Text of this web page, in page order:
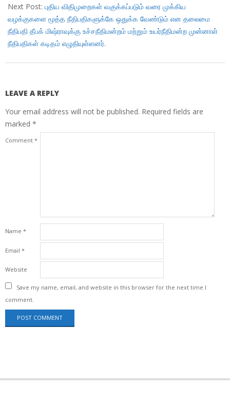
Next Post: புதிய விதிமுறைகள் வகுக்கப்படும் வரை முக்கிய
வழக்குகளை மூத்த நீதிபதிகளுக்கே ஒதுக்க வேண்டும் என தலைமை
நீதிபதி தீபக் மிஷ்ராவுக்கு உச்சநீதிமன்றம் மற்றும் உயர்நீதிமன்ற முன்னாள்
நீதிபதிகள் கடிதம் எழுதியுள்ளனர்.
LEAVE A REPLY
Your email address will not be published. Required fields are
marked *
Comment *
Name *
Email *
Website
Save my name, email, and website in this browser for the next time I
comment.